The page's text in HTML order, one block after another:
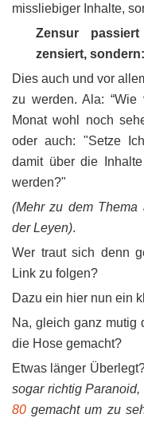
missliebiger Inhalte,
Zensur
zensiert,
Dies auch und vor
zu werden. Ala:
Monat wohl noch
oder auch: "Setze
damit über die
werden?"
(Mehr zu dem
der Leyen).
Wer traut sich denn
Link zu folgen?
Dazu ein hier nun ein
Na, gleich ganz mutig
die Hose gemacht?
Etwas länger
sogar richtig
80 gemacht um zu